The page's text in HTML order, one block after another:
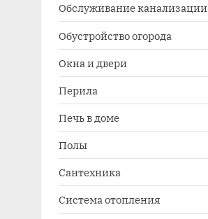
Обслуживание канализации
Обустройство огорода
Окна и двери
Перила
Печь в доме
Полы
Сантехника
Система отопления